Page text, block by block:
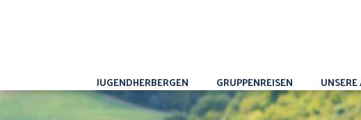
JUGENDHERBERGEN GRUPPENREISEN